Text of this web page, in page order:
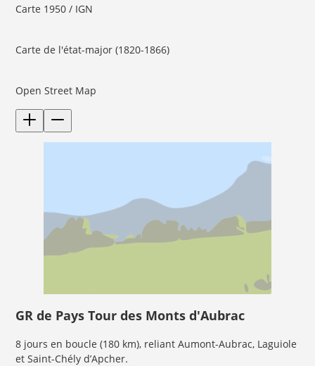
Carte 1950 / IGN
Carte de l'état-major (1820-1866)
Open Street Map
GR de Pays Tour des Monts d'Aubrac
8 jours en boucle (180 km), reliant Aumont-Aubrac, Laguiole
et Saint-Chély d’Apcher.